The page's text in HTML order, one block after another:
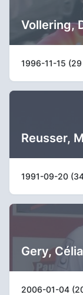
Vollering,
1996-11-15 (29
Reusser,
1991-09-20
Gery, Célia
2006-01-04